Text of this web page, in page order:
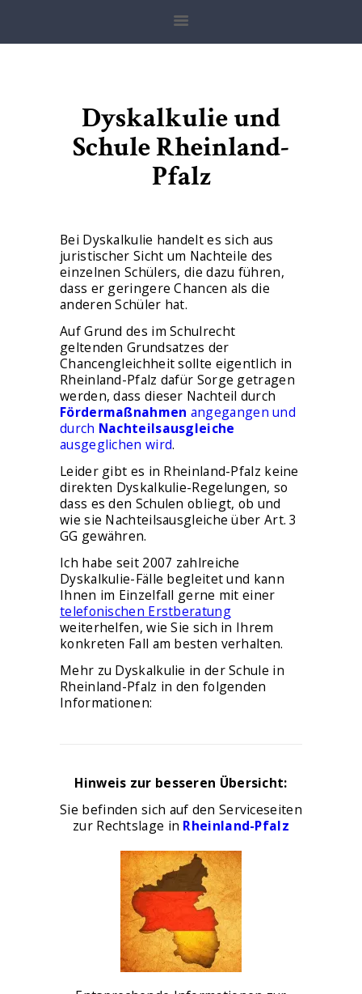
ANWALT FÜR SCHULRECHT
BADEN-
WÜRTTEMBERG
NIEDERSACHSEN
NRW
RHEINLAND-PFALZ
ERSTBERATUNG
MANDATSANFRAGEN
ÜBER MICH
Dyskalkulie und
Schule Rheinland-
Pfalz
Bei Dyskalkulie handelt es sich aus
juristischer Sicht um Nachteile des
einzelnen Schülers, die dazu führen,
dass er geringere Chancen als die
anderen Schüler hat.
Auf Grund des im Schulrecht
geltenden Grundsatzes der
Chancengleichheit sollte eigentlich in
Rheinland-Pfalz dafür Sorge getragen
werden, dass dieser Nachteil durch
Fördermaßnahmen angegangen und
durch Nachteilsausgleiche
ausgeglichen wird.
Leider gibt es in Rheinland-Pfalz keine
direkten Dyskalkulie-Regelungen, so
dass es den Schulen obliegt, ob und
wie sie Nachteilsausgleiche über Art. 3
GG gewähren.
Ich habe seit 2007 zahlreiche
Dyskalkulie-Fälle begleitet und kann
Ihnen im Einzelfall gerne mit einer
telefonischen Erstberatung
weiterhelfen, wie Sie sich in Ihrem
konkreten Fall am besten verhalten.
Mehr zu Dyskalkulie in der Schule in
Rheinland-Pfalz in den folgenden
Informationen:
Hinweis zur besseren Übersicht:
Sie befinden sich auf den Serviceseiten
zur Rechtslage in Rheinland-Pfalz